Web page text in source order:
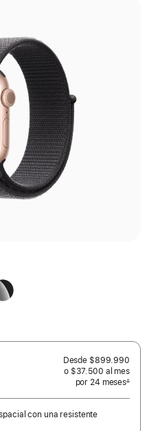
Desde $899.990
o $37.500 al mes
por 24 mesesmeses
Nota a pie de página
∆
con una resistente